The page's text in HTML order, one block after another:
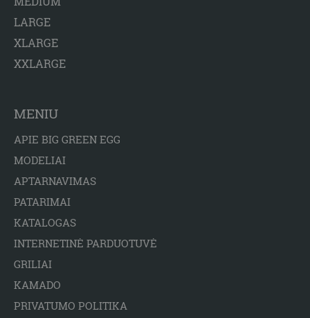
LARGE
XLARGE
XXLARGE
MENIU
APIE BIG GREEN EGG
MODELIAI
APTARNAVIMAS
PATARIMAI
KATALOGAS
INTERNETINĖ PARDUOTUVĖ
GRILIAI
KAMADO
PRIVATUMO POLITIKA